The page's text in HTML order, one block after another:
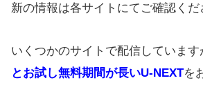
新の情報は各サイトにてご確認くだ
いくつかのサイトで配信しています
とお試し無料期間が長いU-NEXTを